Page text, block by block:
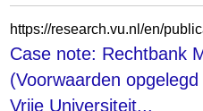
Case note: Rechtbank
(Voorwaarden
Vrije Universiteit...